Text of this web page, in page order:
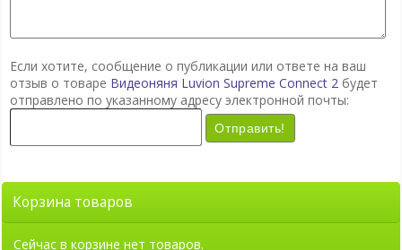
Если хотите, сообщение о публикации или ответе на ваш
отзыв о товаре Видеоняня Luvion Supreme Connect 2 будет
отправлено по указанному адресу электронной почты:
Отправить!
Корзина товаров
Сейчас в корзине нет товаров.